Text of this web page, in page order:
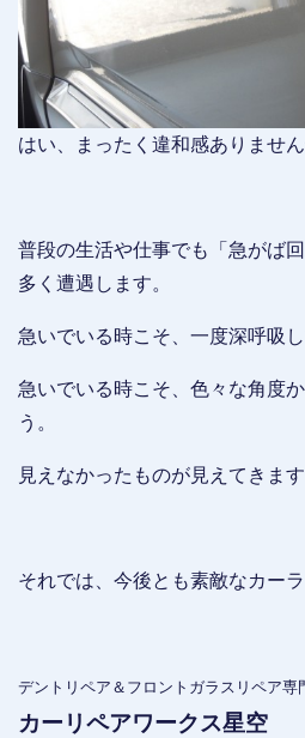
はい、まったく違和感ありませ
普段の生活や仕事でも「急がば
多く遭遇します。
急いでいる時こそ、一度深呼吸し
急いでいる時こそ、色々な角度
う。
見えなかったものが見えてきま
それでは、今後とも素敵なカー
デントリペア＆フロントガラスリペア専
カーリペアワークス星空